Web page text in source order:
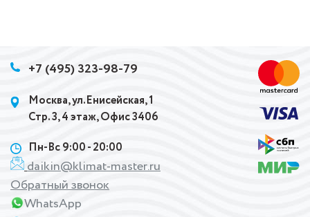
+7 (495) 323-98-79
Москва, ул.Енисейская, 1
Стр. 3, 4 этаж, Офис 3406
Пн-Вс 9:00 - 20:00
daikin@klimat-master.ru
Обратный звонок
WhatsApp